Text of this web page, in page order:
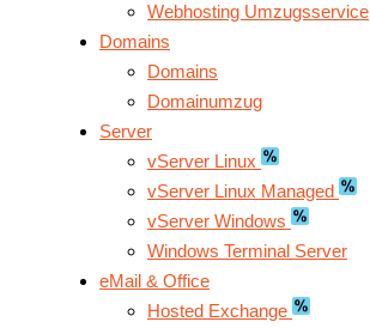
Webhosting Umzugsservice
Domains
Domains
Domainumzug
Server
vServer Linux
vServer Linux Managed
vServer Windows
Windows Terminal Server
eMail & Office
Hosted Exchange